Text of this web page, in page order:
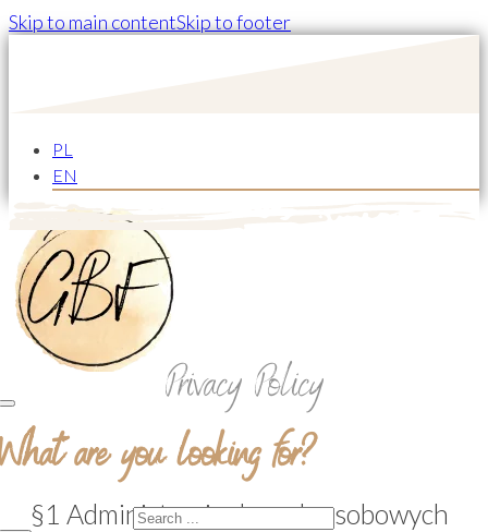
Skip to main contentSkip to footer
PL
EN
are you looking for?
Privacy Policy
§1 Administracja danych osobowych